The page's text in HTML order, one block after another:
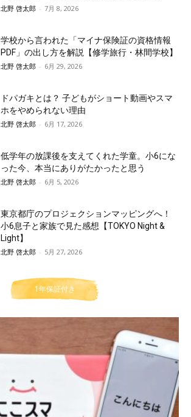
北野 啓太郎 - 7月 8, 2026
学校から言われた「マイナ保険証の資格情報
PDF」の出し方を解説【修学旅行・林間学校】
北野 啓太郎 - 6月 29, 2026
ドパガキとは？ 子どもがショート動画やスマ
ホをやめられない理由
北野 啓太郎 - 6月 17, 2026
低学年の放課後を支えてくれた学童。小6にな
った今、本当にありがたかったと思う
北野 啓太郎 - 6月 5, 2026
東京都庁のプロジェクションマッピングへ！
小6息子と家族で見た感想【TOKYO Night &
Light】
北野 啓太郎 - 5月 27, 2026
1年保証付き